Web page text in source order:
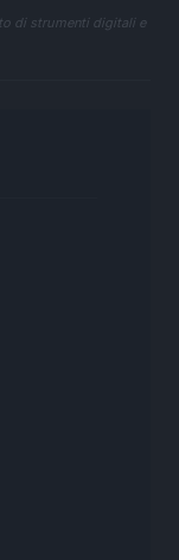
di strumenti digitali e